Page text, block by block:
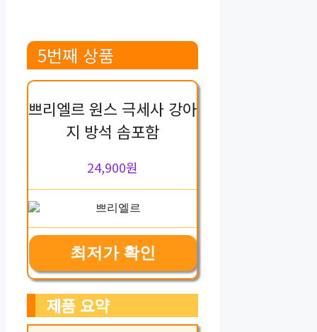
5번째 상품
쁘리엘르 원스 극세사 강아
지 방석 솜포함
24,900원
최저가 확인
제품 요약